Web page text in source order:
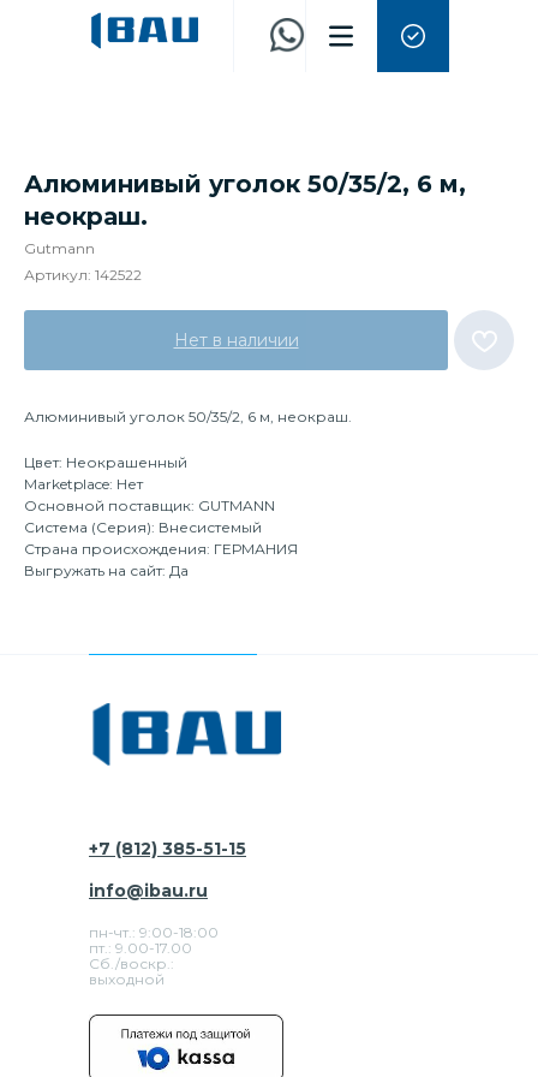
Алюминивый уголок 50/35/2, 6 м,
неокраш.
Gutmann
Артикул: 142522
Нет в наличии
Алюминивый уголок 50/35/2, 6 м, неокраш.
Цвет: Неокрашенный
Marketplace: Нет
Основной поставщик: GUTMANN
Система (Серия): Внесистемый
Страна происхождения: ГЕРМАНИЯ
Выгружать на сайт: Да
+7 (812) 385-51-15
пн-чт.: 9:00-18:00
пт.: 9.00-17.00
Сб./воскр.:
выходной
info@ibau.ru